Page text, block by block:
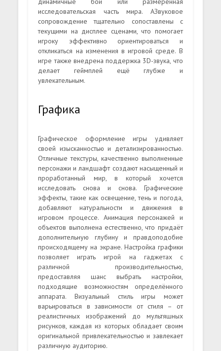
исследовательская часть мира. АЗвуковое
сопровождение тщательно сопоставлены с
текущими на дисплее сценами, что помогает
игроку эффективно ориентироваться и
откликаться на изменения в игровой среде. В
игре также внедрена поддержка 3D-звука, что
делает геймплей ещё глубже и
увлекательным.
Графика
Графическое оформление игры удивляет
своей изысканностью и детализированностью.
Отличные текстуры, качественно выполненные
персонажи и ландшафт создают насыщенный и
проработанный мир, в который хочется
исследовать снова и снова. Графические
эффекты, такие как освещение, тень и погода,
добавляют натуральности и движения в
игровом процессе. Анимация персонажей и
объектов выполнена естественно, что придаёт
дополнительную глубину и правдоподобие
происходящему на экране. Настройка графики
позволяет играть игрой на гаджетах с
различной производительностью,
предоставляя шанс выбрать настройки,
подходящие возможностям определённого
аппарата. Визуальный стиль игры может
варьироваться в зависимости от стиля – от
реалистичных изображений до мультяшных
рисунков, каждая из которых обладает своим
оригинальной привлекательностью и завлекает
различную аудиторию.